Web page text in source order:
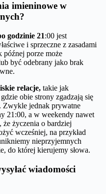
imieninowe w
godzinie 21:00 jest
i sprzeczne z zasadami
późnej porze może
być odebrany jako brak
relacje, takie jak
obie strony zgadzają się
Zwykle jednak prywatne
21:00, a w weekendy nawet
, że życzenia o bardziej
wcześniej, na przykład
nieprzyjemnych
do której kierujemy słowa.
wiadomości